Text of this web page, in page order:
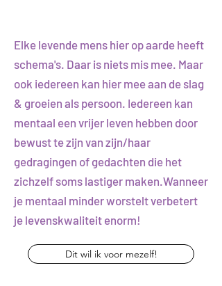
Elke levende mens hier op aarde heeft
schema's. Daar is niets mis mee. Maar
ook iedereen kan hier mee aan de slag
& groeien als persoon. Iedereen kan
mentaal een vrijer leven hebben door
bewust te zijn van zijn/haar
gedragingen of gedachten die het
zichzelf soms lastiger maken.Wanneer
je mentaal minder worstelt verbetert
je levenskwaliteit enorm!
Dit wil ik voor mezelf!